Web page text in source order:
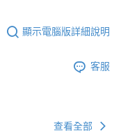
顯示電腦版詳細說明
客服
查看全部